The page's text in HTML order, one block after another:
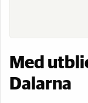
Med
Dalarna